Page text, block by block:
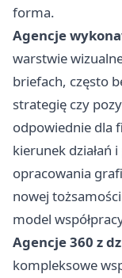
forma.
Agencje
warstwie
briefach, często
strategię czy
odpowiednie dla
kierunek działań
opracowania
nowej
model
Agencje 360 z
kompleksowe